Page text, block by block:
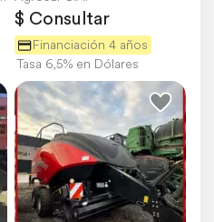
$ Consultar
Financiación 4 años
Tasa 6,5% en Dólares